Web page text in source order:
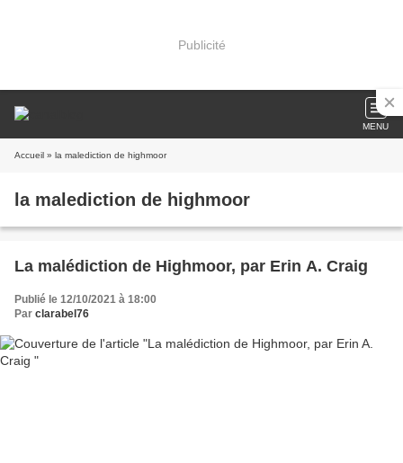
Publicité
MENU
Accueil » la malediction de highmoor
la malediction de highmoor
La malédiction de Highmoor, par Erin A. Craig
Publié le 12/10/2021 à 18:00
Par clarabel76